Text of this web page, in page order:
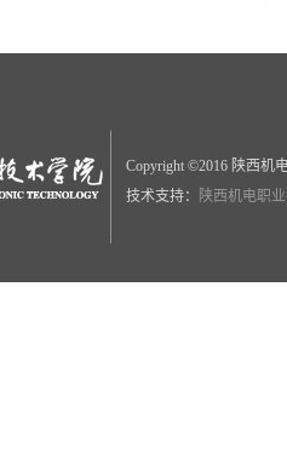
Copyright ©2016 陕西机
技术支持：
陕西机电职